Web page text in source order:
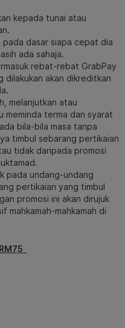
kepada tunai atau
pada dasar siapa cepat dia
ada sahaja.
rebat-rebat GrabPay
dilakukan akan dikreditkan
melanjutkan atau
meminda terma dan syarat
bila-bila masa tanpa
timbul sebarang pertikaian
tidak daripada promosi
pada undang-undang
pertikaian yang timbul
promosi ini akan dirujuk
mahkamah-mahkamah di